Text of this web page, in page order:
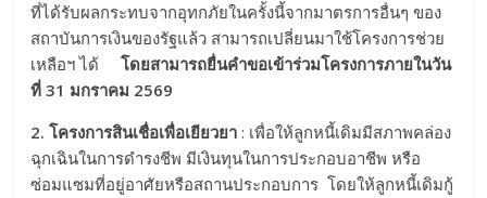
ที่ได้รับผลกระทบจากอุทกภัยในครั้งนี้จากมาตรการอื่นๆ ของ
สถาบันการเงินของรัฐแล้ว สามารถเปลี่ยนมาใช้โครงการช่วย
เหลือฯ ได้โดยสามารถยื่นคำขอเข้าร่วมโครงการภายในวัน
ที่31 มกราคม 2569
2. โครงการสินเชื่อเพื่อเยียวยา : เพื่อให้ลูกหนี้เดิมมีสภาพคล่อง
ฉุกเฉินในการดำรงชีพ มีเงินทุนในการประกอบอาชีพ หรือ
ซ่อมแซมที่อยู่อาศัยหรือสถานประกอบการ โดยให้ลูกหนี้เดิมกู้